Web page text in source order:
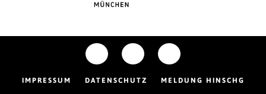
IMPRESSUM DATENSCHUTZ MELDUNG HINSCHG